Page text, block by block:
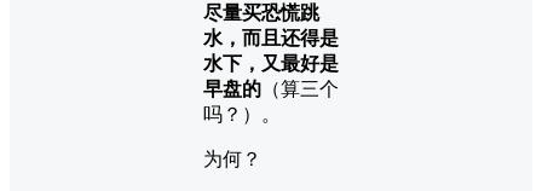
尽量买恐慌跳
水，而且还得是
水下，又最好是
早盘的 （算三个
吗？）。
为何？